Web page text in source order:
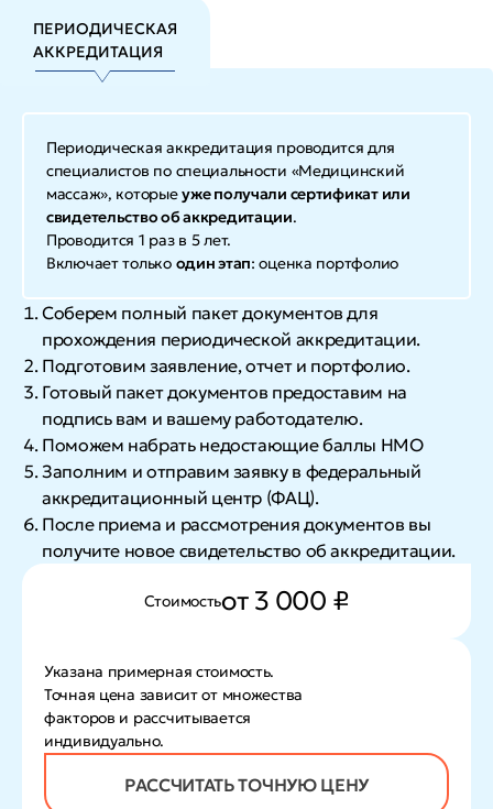
ПЕРИОДИЧЕСКАЯ
АККРЕДИТАЦИЯ
Периодическая аккредитация проводится для
специалистов по специальности «Медицинский
массаж», которыеуже получали сертификат или
свидетельство об аккредитации.
Проводится 1 раз в 5 лет.
Включает только один этап: оценка портфолио
Соберем полный пакет документов для
прохождения периодической аккредитации.
Подготовим заявление, отчет и портфолио.
Готовый пакет документов предоставим на
подпись вам и вашему работодателю.
Поможем набрать недостающие баллы НМО
Заполним и отправим заявку в федеральный
аккредитационный центр (ФАЦ).
После приема и рассмотрения документов вы
получите новое свидетельство об аккредитации.
Стоимостьот 3 000 ₽
Указана примерная стоимость.
Точная цена зависит от множества
факторов и рассчитывается
индивидуально.
РАССЧИТАТЬ ТОЧНУЮ ЦЕНУ